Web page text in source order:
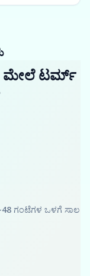
ಮೇಲೆ ಟರ್ಮ್
ಗಂಟೆಗಳ ಒಳಗೆ ಸಾಲ